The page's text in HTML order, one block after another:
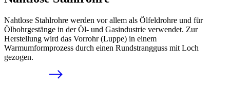
Nahtlose Stahlrohre werden vor allem als Ölfeldrohre und für
Ölbohrgestänge in der Öl- und Gasindustrie verwendet. Zur
Herstellung wird das Vorrohr (Luppe) in einem
Warmumformprozess durch einen Rundstrangguss mit Loch
gezogen.